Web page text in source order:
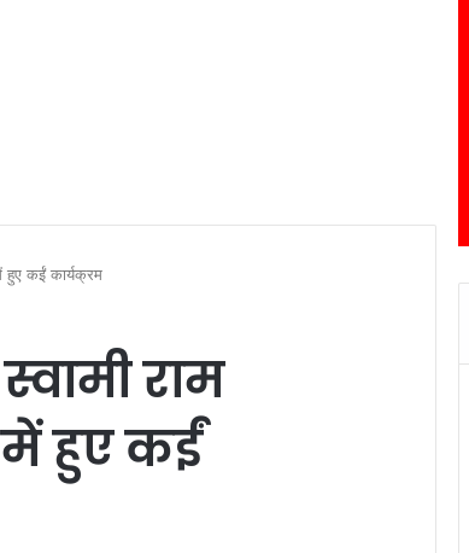
हुए कईं कार्यक्रम
राम
में हुए कईं